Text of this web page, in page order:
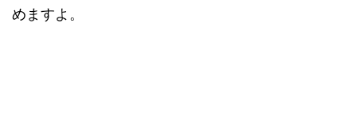
めますよ。